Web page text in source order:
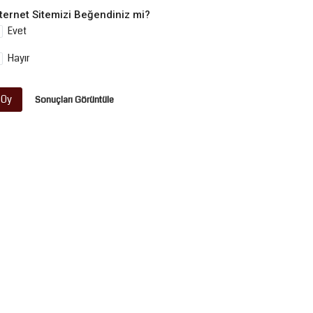
Sitemizi Beğendiniz mi?
Evet
Hayır
Oy Sonuçları Görüntüle